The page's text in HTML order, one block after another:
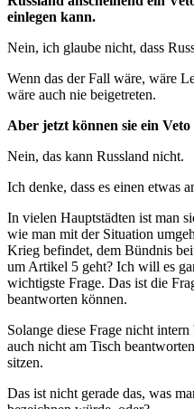
einlegen kann.
Nein, ich glaube nicht, dass
Wenn das der Fall wäre, wäre
wäre auch nie beigetreten.
Aber jetzt können sie ein Veto
Nein, das kann Russland nicht.
Ich denke, dass es einen etwas
In vielen Hauptstädten ist man
wie man mit der Situation
Krieg befindet, dem Bündnis
um Artikel 5 geht? Ich will es
wichtigste Frage. Das ist die
beantworten können.
Solange diese Frage nicht
auch nicht am Tisch
sitzen.
Das ist nicht gerade das, was